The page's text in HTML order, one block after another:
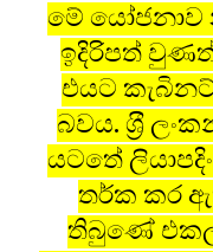
මේ
ඉදිරිපත්
එයට
බවය. ශ‍්‍රී
යටතේ
තර්ක කර
තිබුණේ